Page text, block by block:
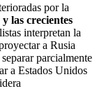
por la
las crecientes
interpretan la
a Rusia
parcialmente
a Estados Unidos